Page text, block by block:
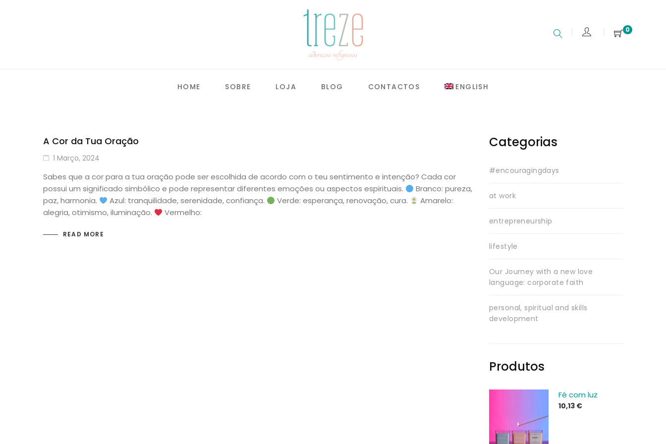
0
HOME SOBRE LOJA BLOG CONTACTOS ENGLISH
A Cor da Tua Oração
1 Março, 2024
Sabes que a cor para a tua oração pode ser escolhida de acordo com o teu sentimento e intenção? Cada cor
possui um significado simbólico e pode representar diferentes emoções ou aspectos espirituais.
Branco: pureza,
paz, harmonia.
Azul: tranquilidade, serenidade, confiança. Verde: esperança, renovação, cura.
Amarelo:
alegria, otimismo, iluminação.
Vermelho:
READ MORE
Categorias
#encouragingdays
at work
entrepreneurship
lifestyle
Our Journey with a new love
language: corporate faith
personal, spiritual and skills
development
Produtos
Fé com luz
10,13 €